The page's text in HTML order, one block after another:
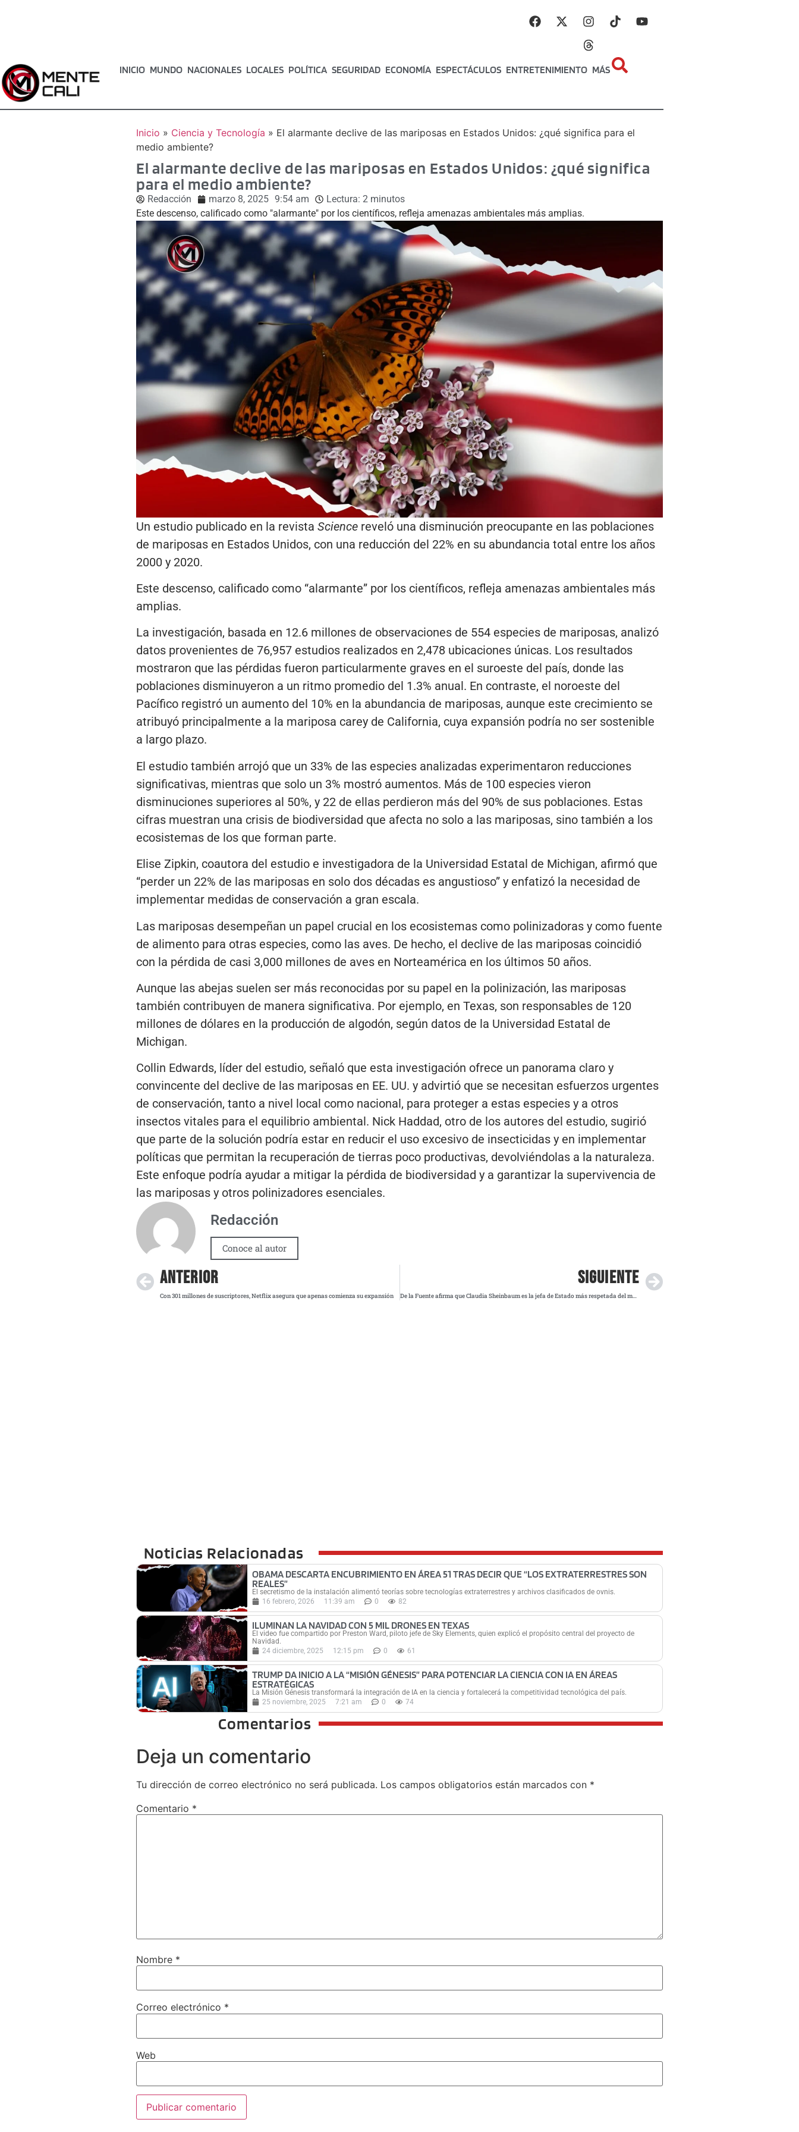
INICIO MUNDO NACIONALES LOCALES POLÍTICA SEGURIDAD ECONOMÍA ESPECTÁCULOS ENTRETENIMIENTO MÁS
Inicio » Ciencia y Tecnología » El alarmante declive de las mariposas en Estados Unidos: ¿qué significa para el
medio ambiente?
El alarmante declive de las mariposas en Estados Unidos: ¿qué significa
para el medio ambiente?
Redacción marzo 8, 2025 9:54 am Lectura: 2 minutos
Este descenso, calificado como "alarmante" por los científicos, refleja amenazas ambientales más amplias.
Un estudio publicado en la revista Sciencereveló una disminución preocupante en las poblaciones
de mariposas en Estados Unidos, con una reducción del 22% en su abundancia total entre los años
2000 y 2020.
Este descenso, calificado como “alarmante” por los científicos, refleja amenazas ambientales más
amplias.
La investigación, basada en 12.6 millones de observaciones de 554 especies de mariposas, analizó
datos provenientes de 76,957 estudios realizados en 2,478 ubicaciones únicas. Los resultados
mostraron que las pérdidas fueron particularmente graves en el suroeste del país, donde las
poblaciones disminuyeron a un ritmo promedio del 1.3% anual. En contraste, el noroeste del
Pacífico registró un aumento del 10% en la abundancia de mariposas, aunque este crecimiento se
atribuyó principalmente a la mariposa carey de California, cuya expansión podría no ser sostenible
a largo plazo.
El estudio también arrojó que un 33% de las especies analizadas experimentaron reducciones
significativas, mientras que solo un 3% mostró aumentos. Más de 100 especies vieron
disminuciones superiores al 50%, y 22 de ellas perdieron más del 90% de sus poblaciones. Estas
cifras muestran una crisis de biodiversidad que afecta no solo a las mariposas, sino también a los
ecosistemas de los que forman parte.
Elise Zipkin, coautora del estudio e investigadora de la Universidad Estatal de Michigan, afirmó que
“perder un 22% de las mariposas en solo dos décadas es angustioso” y enfatizó la necesidad de
implementar medidas de conservación a gran escala.
Las mariposas desempeñan un papel crucial en los ecosistemas como polinizadoras y como fuente
de alimento para otras especies, como las aves. De hecho, el declive de las mariposas coincidió
con la pérdida de casi 3,000 millones de aves en Norteamérica en los últimos 50 años.
Aunque las abejas suelen ser más reconocidas por su papel en la polinización, las mariposas
también contribuyen de manera significativa. Por ejemplo, en Texas, son responsables de 120
millones de dólares en la producción de algodón, según datos de la Universidad Estatal de
Michigan.
Collin Edwards, líder del estudio, señaló que esta investigación ofrece un panorama claro y
convincente del declive de las mariposas en EE. UU. y advirtió que se necesitan esfuerzos urgentes
de conservación, tanto a nivel local como nacional, para proteger a estas especies y a otros
insectos vitales para el equilibrio ambiental. Nick Haddad, otro de los autores del estudio, sugirió
que parte de la solución podría estar en reducir el uso excesivo de insecticidas y en implementar
políticas que permitan la recuperación de tierras poco productivas, devolviéndolas a la naturaleza.
Este enfoque podría ayudar a mitigar la pérdida de biodiversidad y a garantizar la supervivencia de
las mariposas y otros polinizadores esenciales.
Redacción
Conoce al autor
ANTERIOR
Con 301 millones de suscriptores, Netflix asegura que apenas comienza su expansión
SIGUIENTE
De la Fuente afirma que Claudia Sheinbaum es la jefa de Estado más respetada del mundo
Noticias Relacionadas
OBAMA DESCARTA ENCUBRIMIENTO EN ÁREA 51 TRAS DECIR QUE “LOS EXTRATERRESTRES SON
REALES”
El secretismo de la instalación alimentó teorías sobre tecnologías extraterrestres y archivos clasificados de ovnis.
16 febrero, 2026
11:39 am 0 82
ILUMINAN LA NAVIDAD CON 5 MIL DRONES EN TEXAS
El video fue compartido por Preston Ward, piloto jefe de Sky Elements, quien explicó el propósito central del proyecto de
Navidad.
24 diciembre, 2025
12:15 pm 0 61
TRUMP DA INICIO A LA “MISIÓN GÉNESIS” PARA POTENCIAR LA CIENCIA CON IA EN ÁREAS
ESTRATÉGICAS
La Misión Génesis transformará la integración de IA en la ciencia y fortalecerá la competitividad tecnológica del país.
25 noviembre, 2025
7:21 am 0 74
Comentarios
Deja un comentario
Tu dirección de correo electrónico no será publicada. Los campos obligatorios están marcados con *
Comentario *
Nombre *
Correo electrónico *
Web